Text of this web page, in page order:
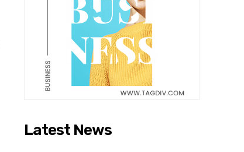
Latest News